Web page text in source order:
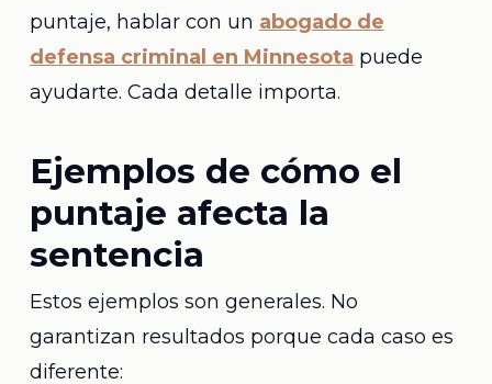
puntaje, hablar con un abogado de
defensa criminal en Minnesota puede
ayudarte. Cada detalle importa.
Ejemplos de cómo el
puntaje afecta la
sentencia
Estos ejemplos son generales. No
garantizan resultados porque cada caso es
diferente: